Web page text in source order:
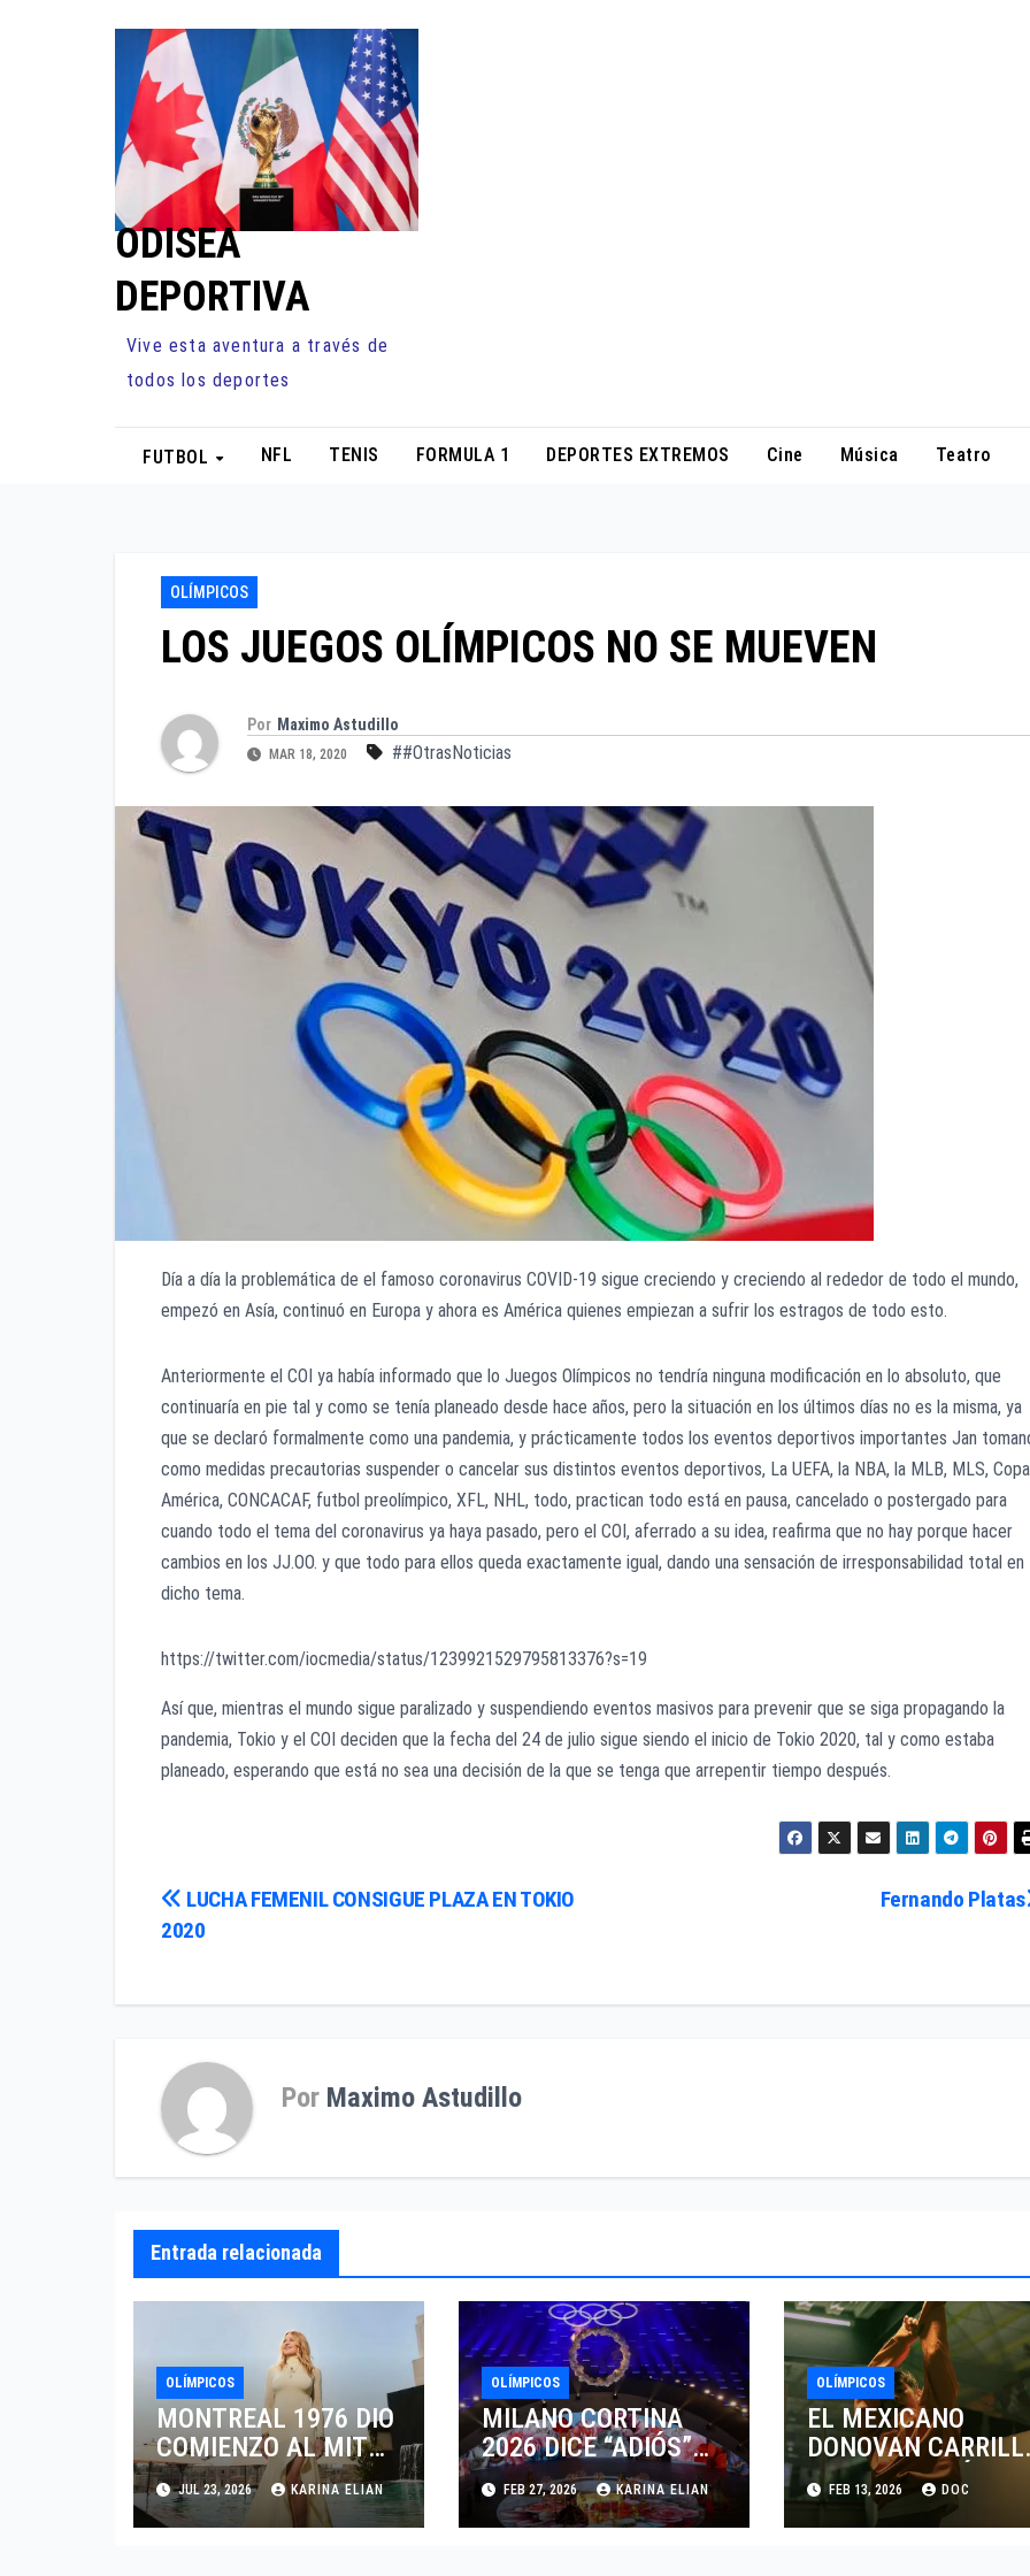
ODISEA
DEPORTIVA
Vive esta aventura a través de
todos los deportes
FUTBOL NFL TENIS FORMULA 1 DEPORTES EXTREMOS Cine Música Teatro
OLÍMPICOS
LOS JUEGOS OLÍMPICOS NO SE MUEVEN
Por Maximo Astudillo
MAR 18, 2020 ##OtrasNoticias
Día a día la problemática de el famoso coronavirus COVID-19 sigue creciendo y creciendo al rededor de todo el mundo,
empezó en Asía, continuó en Europa y ahora es América quienes empiezan a sufrir los estragos de todo esto.
Anteriormente el COI ya había informado que lo Juegos Olímpicos no tendría ninguna modificación en lo absoluto, que
continuaría en pie tal y como se tenía planeado desde hace años, pero la situación en los últimos días no es la misma, ya
que se declaró formalmente como una pandemia, y prácticamente todos los eventos deportivos importantes Jan
como medidas precautorias suspender o cancelar sus distintos eventos deportivos, La UEFA, la NBA, la MLB, MLS, Copa
América, CONCACAF, futbol preolímpico, XFL, NHL, todo, practican todo está en pausa, cancelado o postergado para
cuando todo el tema del coronavirus ya haya pasado, pero el COI, aferrado a su idea, reafirma que no hay porque hacer
cambios en los JJ.OO. y que todo para ellos queda exactamente igual, dando una sensación de irresponsabilidad total en
dicho tema.
https://twitter.com/iocmedia/status/1239921529795813376?s=19
Así que, mientras el mundo sigue paralizado y suspendiendo eventos masivos para prevenir que se siga propagando la
pandemia, Tokio y el COI deciden que la fecha del 24 de julio sigue siendo el inicio de Tokio 2020, tal y como estaba
planeado, esperando que está no sea una decisión de la que se tenga que arrepentir tiempo después.
Navegación
entradas
Fernando Platas
LUCHA FEMENIL CONSIGUE PLAZA EN TOKIO
2020
Por Maximo Astudillo
Entrada relacionada
OLÍMPICOS
MONTREAL 1976 DIO
COMIENZO AL MITO
DE LA LEGENDARIA
NADIA COMANECI
JUL 23, 2026 KARINA ELIAN
OLÍMPICOS
MILANO CORTINA
2026 DICE “ADIÓS”
EN VERONA CON EL
LEGADO DE LA MODA
ALPINA
FEB 27, 2026 KARINA ELIAN
OLÍMPICOS
EL MEXICANO
DONOVAN
Y SU INCURSIÓN EN
LA MODA CON
CALVIN KLEIN
FEB 13, 2026 DOC